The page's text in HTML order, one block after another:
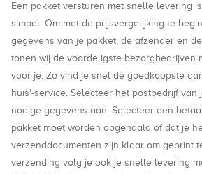
Een pakket versturen met snelle levering
simpel. Om met de prijsvergelijking te
gegevens van je pakket, de afzender en
tonen wij de voordeligste bezorgbedrijven
voor je. Zo vind je snel de goedkoopste
huis'-service. Selecteer het postbedrijf van
nodige gegevens aan. Selecteer een
pakket moet worden opgehaald of dat je
verzenddocumenten zijn klaar om geprint
verzending volg je ook je snelle levering